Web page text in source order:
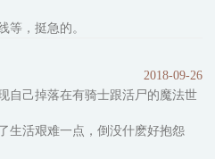
等，挺急的。
生虐渣爽文，双向暗恋，相爱相
2018-09-26
自己掉落在有骑士跟活尸的魔法世
生活艰难一点，倒没什麽好抱怨